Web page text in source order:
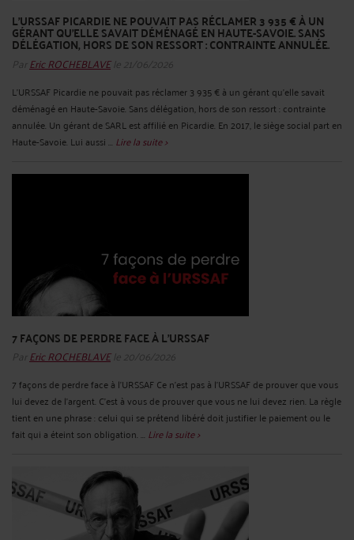
L'URSSAF PICARDIE NE POUVAIT PAS RÉCLAMER 3 935 € À UN
GÉRANT QU'ELLE SAVAIT DÉMÉNAGÉ EN HAUTE-SAVOIE. SANS
DÉLÉGATION, HORS DE SON RESSORT : CONTRAINTE ANNULÉE.
Par Eric ROCHEBLAVEle 21/06/2026
L'URSSAF Picardie ne pouvait pas réclamer 3 935 € à un gérant qu'elle savait
déménagé en Haute-Savoie. Sans délégation, hors de son ressort : contrainte
annulée. Un gérant de SARL est affilié en Picardie. En 2017, le siège social part en
Haute-Savoie. Lui aussi ... Lire la suite >
7 FAÇONS DE PERDRE FACE À L'URSSAF
Par Eric ROCHEBLAVEle 20/06/2026
7 façons de perdre face à l'URSSAF Ce n'est pas à l'URSSAF de prouver que vous
lui devez de l'argent. C'est à vous de prouver que vous ne lui devez rien. La règle
tient en une phrase : celui qui se prétend libéré doit justifier le paiement ou le
fait qui a éteint son obligation. ... Lire la suite >